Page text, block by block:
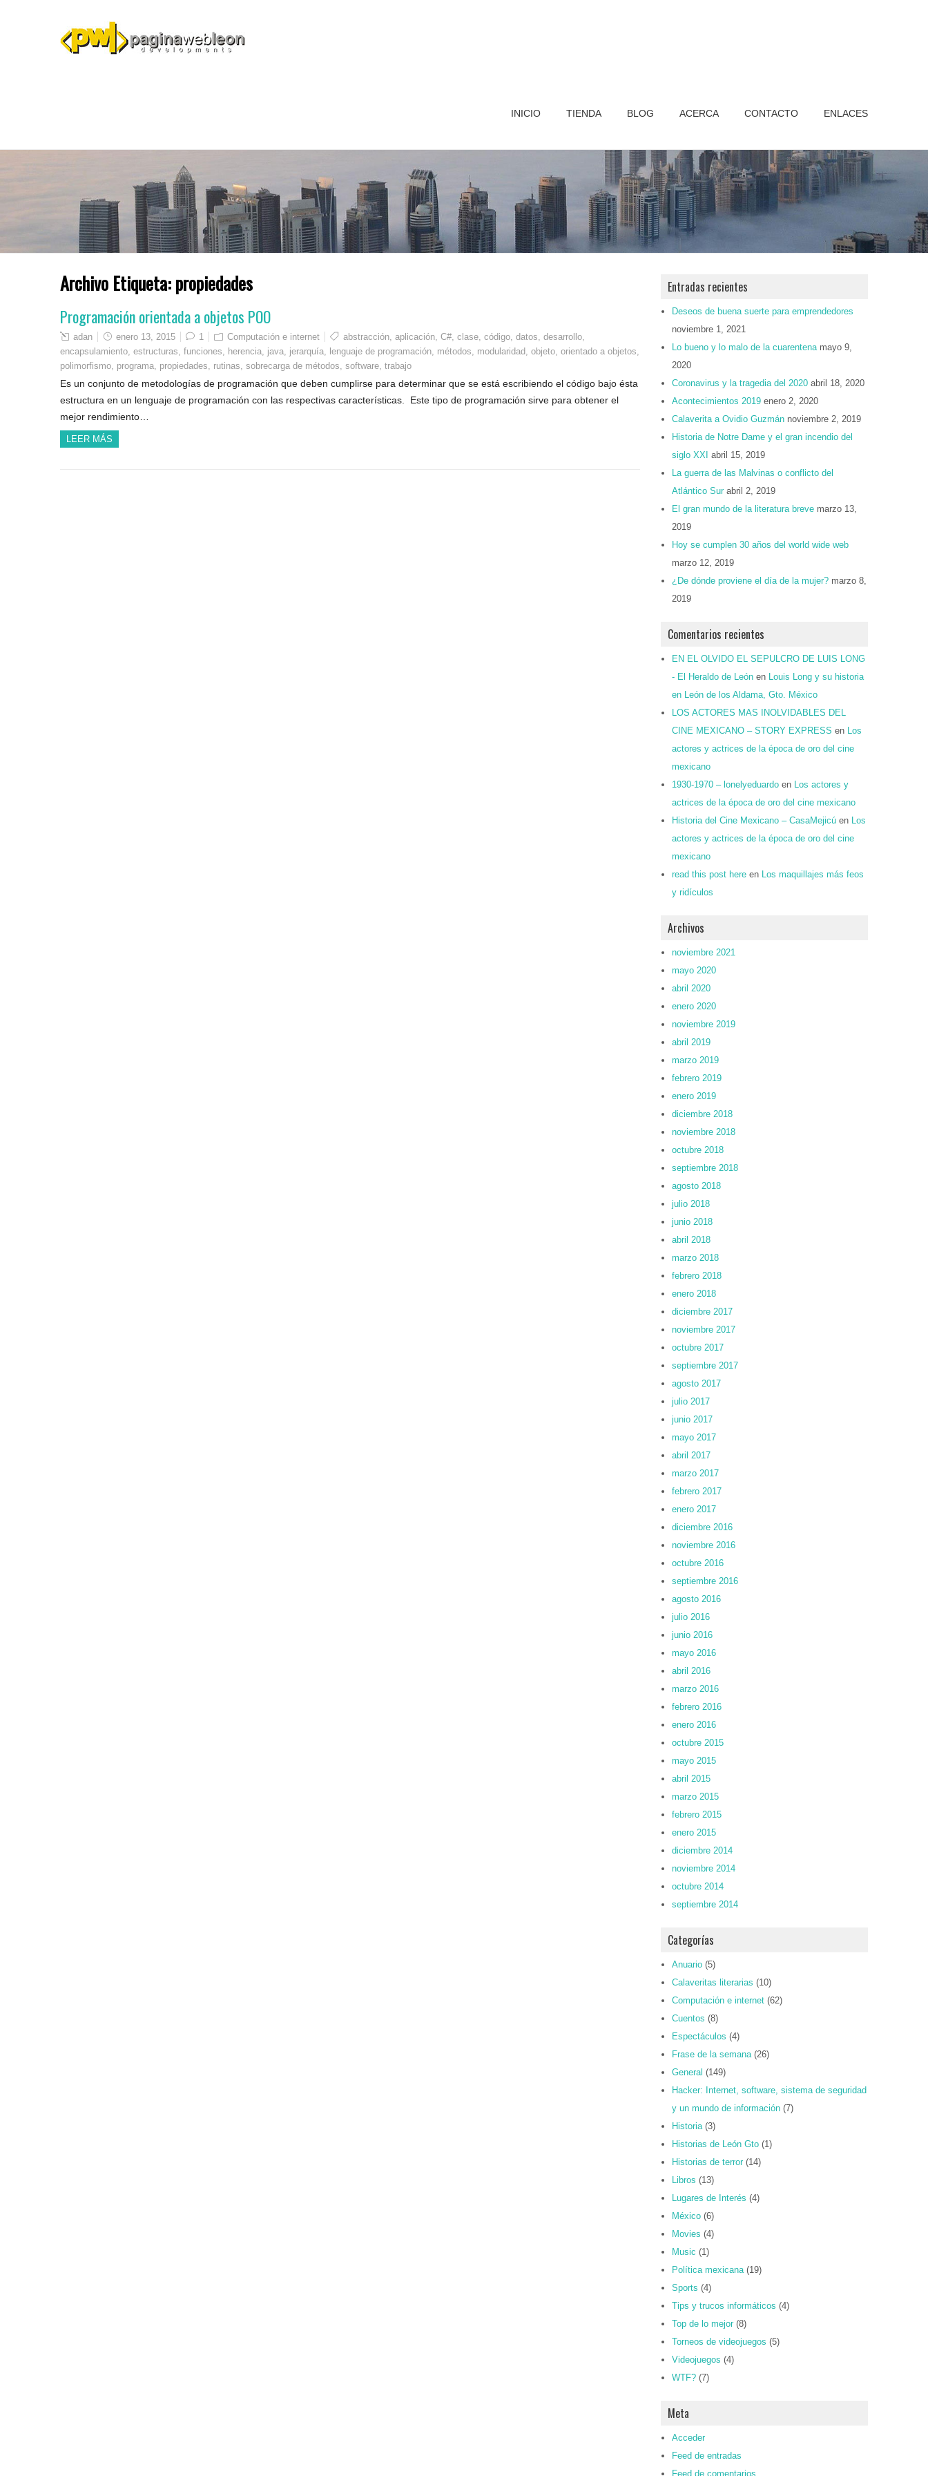
INICIO TIENDA BLOG ACERCA CONTACTO ENLACES
Archivo Etiqueta:propiedades
Programación orientada a objetos POO
adan enero 13, 2015 1 Computación e internet abstracción, aplicación, C#, clase, código, datos, desarrollo,
encapsulamiento, estructuras, funciones, herencia, java, jerarquía, lenguaje de programación, métodos, modularidad, objeto, orientado a objetos,
polimorfismo, programa, propiedades, rutinas, sobrecarga de métodos, software, trabajo
Es un conjunto de metodologías de programación que deben cumplirse para determinar que se está escribiendo el código bajo ésta
estructura en un lenguaje de programación con las respectivas características. Este tipo de programación sirve para obtener el
mejor rendimiento…
LEER MÁS
Entradas recientes
Deseos de buena suerte para emprendedores
noviembre 1, 2021
Lo bueno y lo malo de la cuarentena mayo 9,
2020
Coronavirus y la tragedia del 2020 abril 18, 2020
Acontecimientos 2019 enero 2, 2020
Calaverita a Ovidio Guzmán noviembre 2, 2019
Historia de Notre Dame y el gran incendio del
siglo XXI abril 15, 2019
La guerra de las Malvinas o conflicto del
Atlántico Sur abril 2, 2019
El gran mundo de la literatura breve marzo 13,
2019
Hoy se cumplen 30 años del world wide web
marzo 12, 2019
¿De dónde proviene el día de la mujer? marzo 8,
2019
Comentarios recientes
EN EL OLVIDO EL SEPULCRO DE LUIS LONG
- El Heraldo de León en Louis Long y su historia
en León de los Aldama, Gto. México
LOS ACTORES MAS INOLVIDABLES DEL
CINE MEXICANO – STORY EXPRESS en Los
actores y actrices de la época de oro del cine
mexicano
1930-1970 – lonelyeduardo en Los actores y
actrices de la época de oro del cine mexicano
Historia del Cine Mexicano – CasaMejicú en Los
actores y actrices de la época de oro del cine
mexicano
read this post here en Los maquillajes más feos
y ridículos
Archivos
noviembre 2021
mayo 2020
abril 2020
enero 2020
noviembre 2019
abril 2019
marzo 2019
febrero 2019
enero 2019
diciembre 2018
noviembre 2018
octubre 2018
septiembre 2018
agosto 2018
julio 2018
junio 2018
abril 2018
marzo 2018
febrero 2018
enero 2018
diciembre 2017
noviembre 2017
octubre 2017
septiembre 2017
agosto 2017
julio 2017
junio 2017
mayo 2017
abril 2017
marzo 2017
febrero 2017
enero 2017
diciembre 2016
noviembre 2016
octubre 2016
septiembre 2016
agosto 2016
julio 2016
junio 2016
mayo 2016
abril 2016
marzo 2016
febrero 2016
enero 2016
octubre 2015
mayo 2015
abril 2015
marzo 2015
febrero 2015
enero 2015
diciembre 2014
noviembre 2014
octubre 2014
septiembre 2014
Categorías
Anuario (5)
Calaveritas literarias (10)
Computación e internet (62)
Cuentos (8)
Espectáculos (4)
Frase de la semana(26)
General (149)
Hacker: Internet, software, sistema de seguridad
y un mundo de información (7)
Historia(3)
Historias de León Gto (1)
Historias de terror (14)
Libros (13)
Lugares de Interés (4)
México (6)
Movies (4)
Music (1)
Política mexicana(19)
Sports (4)
Tips y trucos informáticos (4)
Top de lo mejor (8)
Torneos de videojuegos (5)
Videojuegos (4)
WTF? (7)
Meta
Acceder
Feed de entradas
Feed de comentarios